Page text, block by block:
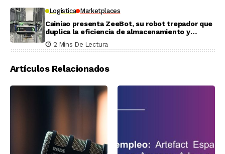
Logistica Marketplaces
Cainiao presenta ZeeBot, su robot trepador que
duplica la eficiencia de almacenamiento y
recogida en pruebas reales
2 Mins De Lectura
Artículos Relacionados